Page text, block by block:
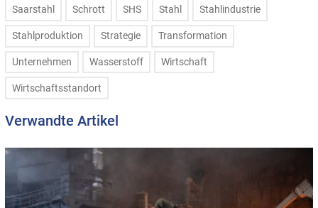
Saarstahl Schrott SHS Stahl Stahlindustrie
Stahlproduktion Strategie Transformation
Unternehmen Wasserstoff Wirtschaft
Wirtschaftsstandort
Verwandte Artikel